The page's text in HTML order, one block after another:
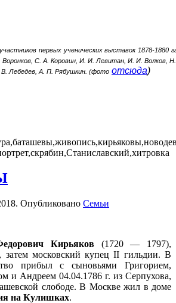
первых ученических выставок 1878-
С. А. Коровин, И. И. Левитан, И. И. Волков,
Лебедев, А. П. Рябушкин. (фото отсюда)
. Опубликовано Семьи
Кирьяков (1720 — 1797),
затем московский купец II гильдии. В
прибыл с сыновьями Григорием,
и Андреем 04.04.1786 г. из Серпухова,
слободе. В Москве жил в доме
на Кулишках.